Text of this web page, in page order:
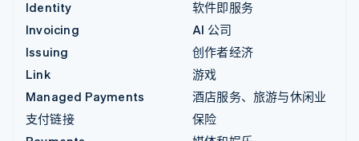
Identity
Invoicing
Issuing
Link
Managed Payments
支付链接
软件即服务
AI 公司
创作者经济
游戏
酒店服务、旅游与休闲业
保险